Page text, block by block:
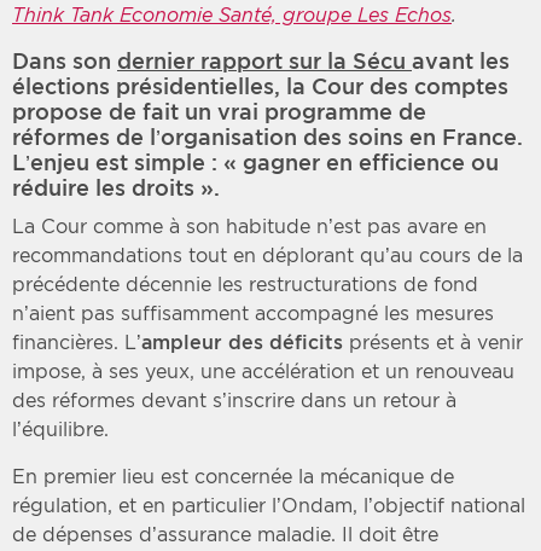
Think Tank Economie Santé, groupe Les Echos.
Dans son dernier rapport sur la Sécu avant les
élections présidentielles, la Cour des comptes
propose de fait un vrai programme de
réformes de l’organisation des soins en France.
L’enjeu est simple : « gagner en efficience ou
réduire les droits ».
La Cour comme à son habitude n’est pas avare en
recommandations tout en déplorant qu’au cours de la
précédente décennie les restructurations de fond
n’aient pas suffisamment accompagné les mesures
financières. L’ampleur des déficits présents et à venir
impose, à ses yeux, une accélération et un renouveau
des réformes devant s’inscrire dans un retour à
l’équilibre.
En premier lieu est concernée la mécanique de
régulation, et en particulier l’Ondam, l’objectif national
de dépenses d’assurance maladie. Il doit être